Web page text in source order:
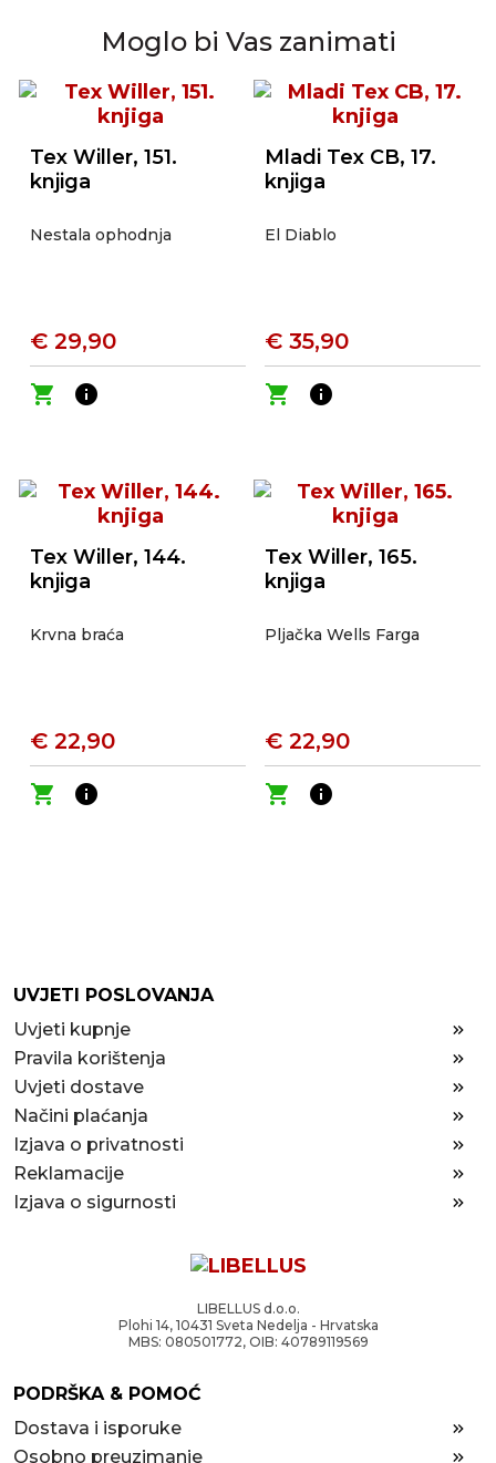
Moglo bi Vas zanimati
Tex Willer, 151.
knjiga
Nestala ophodnja
€ 29,90
shopping_cart
info
Mladi Tex CB, 17.
knjiga
El Diablo
€ 35,90
shopping_cart
info
Tex Willer, 144.
knjiga
Krvna braća
€ 22,90
shopping_cart
info
Tex Willer, 165.
knjiga
Pljačka Wells Farga
€ 22,90
shopping_cart
info
UVJETI POSLOVANJA
Uvjeti kupnje
Pravila korištenja
Uvjeti dostave
Načini plaćanja
Izjava o privatnosti
Reklamacije
Izjava o sigurnosti
LIBELLUS d.o.o.
Plohi 14, 10431 Sveta Nedelja - Hrvatska
MBS: 080501772, OIB: 40789119569
PODRŠKA & POMOĆ
Dostava i isporuke
Osobno preuzimanje